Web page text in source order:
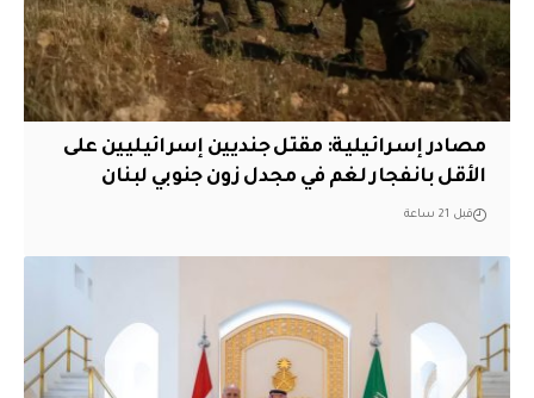
مصادر إسرائيلية: مقتل جنديين إسرائيليين على
الأقل بانفجار لغم في مجدل زون جنوبي لبنان
قبل 21 ساعة